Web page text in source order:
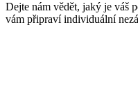
Dejte nám vědět, jaký je váš
vám připraví individuální